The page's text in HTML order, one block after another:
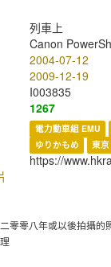
列車上
Canon
2004-07-12
2009-12-19
I003835
1267
電力動車組 EMU
ゆりかもめ
東京
https://
零零八年或以後拍攝的